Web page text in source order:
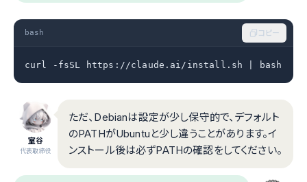
bash コピー
curl -fsSL https://claude.ai/install.sh | bash
室谷
代表取締役
ただ、Debianは設定が少し保守的で、デフォルト
のPATHがUbuntuと少し違うことがあります。イ
ンストール後は必ずPATHの確認をしてください。